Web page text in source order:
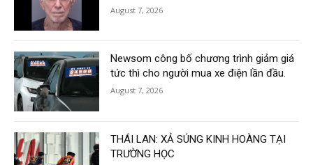
August 7, 2026
Newsom công bố chương trình giảm giá
tức thì cho người mua xe điện lần đầu.
August 7, 2026
THÁI LAN: XẢ SÚNG KINH HOÀNG TẠI
TRƯỜNG HỌC